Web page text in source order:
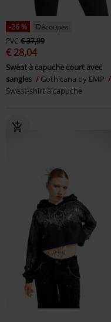
-26 %
Découpes
PVC € 37,99
€ 28,04
Sweat à capuche court avec
sangles
Gothicana by EMP
Sweat-shirt à capuche